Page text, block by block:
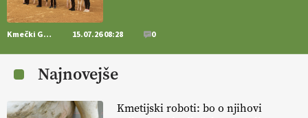
https://t.co/K0USFPJ5fJ @EUAgri #IMCAP #CAP
https://t.co/vcHhoOixHy
14.07.2026
Kmečki Glas 15.07.26 08:28 0
Najnovejše
Kmetijski roboti: bo o njihovi